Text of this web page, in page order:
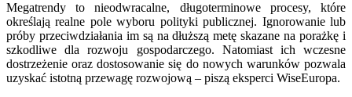
Megatrendy to nieodwracalne, długoterminowe procesy, które
określają realne pole wyboru polityki publicznej. Ignorowanie lub
próby przeciwdziałania im są na dłuższą metę skazane na porażkę i
szkodliwe dla rozwoju gospodarczego. Natomiast ich wczesne
dostrzeżenie oraz dostosowanie się do nowych warunków pozwala
uzyskać istotną przewagę rozwojową – piszą eksperci WiseEuropa.